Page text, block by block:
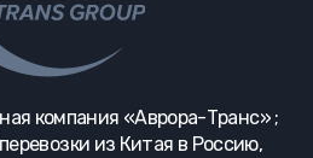
компания «Аврора-Транс» ;
из Китая в Россию,